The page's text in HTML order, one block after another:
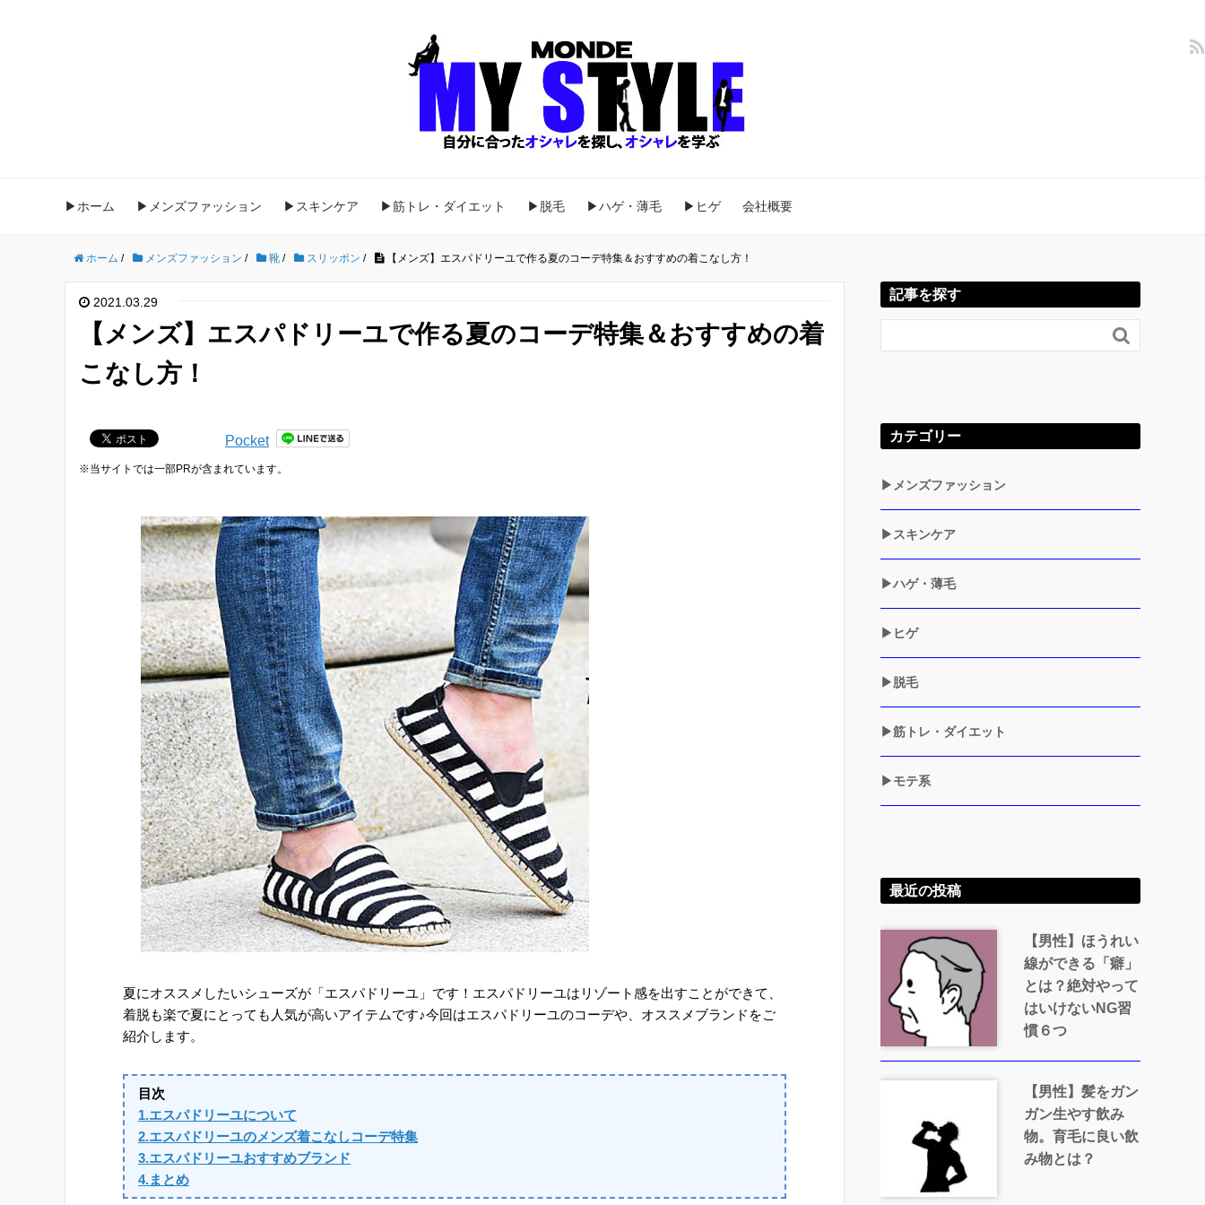
▶ホーム ▶メンズファッション ▶スキンケア ▶筋トレ・ダイエット ▶脱毛 ▶ハゲ・薄毛 ▶ヒゲ 会社概要
ホーム / メンズファッション / 靴 / スリッポン / 【メンズ】エスパドリーユで作る夏のコーデ特集＆おすすめの着こなし方！
2021.03.29
【メンズ】エスパドリーユで作る夏のコーデ特集＆おすすめの着
こなし方！
Pocket
※当サイトでは一部PRが含まれています。
夏にオススメしたいシューズが「エスパドリーユ」です！エスパドリーユはリゾート感を出すことができて、
着脱も楽で夏にとっても人気が高いアイテムです♪今回はエスパドリーユのコーデや、オススメブランドをご
紹介します。
目次
1.エスパドリーユについて
2.エスパドリーユのメンズ着こなしコーデ特集
3.エスパドリーユおすすめブランド
4.まとめ
記事を探す

カテゴリー
▶メンズファッション
▶スキンケア
▶ハゲ・薄毛
▶ヒゲ
▶脱毛
▶筋トレ・ダイエット
▶モテ系
最近の投稿
【男性】ほうれい
線ができる「癖」
とは？絶対やって
はいけないNG習
慣６つ
【男性】髪をガン
ガン生やす飲み
物。育毛に良い飲
み物とは？